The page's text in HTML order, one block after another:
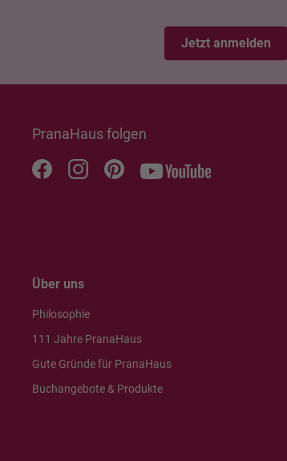
Jetzt anmelden
PranaHaus folgen
Über uns
Philosophie
111 Jahre PranaHaus
Gute Gründe für PranaHaus
Buchangebote & Produkte